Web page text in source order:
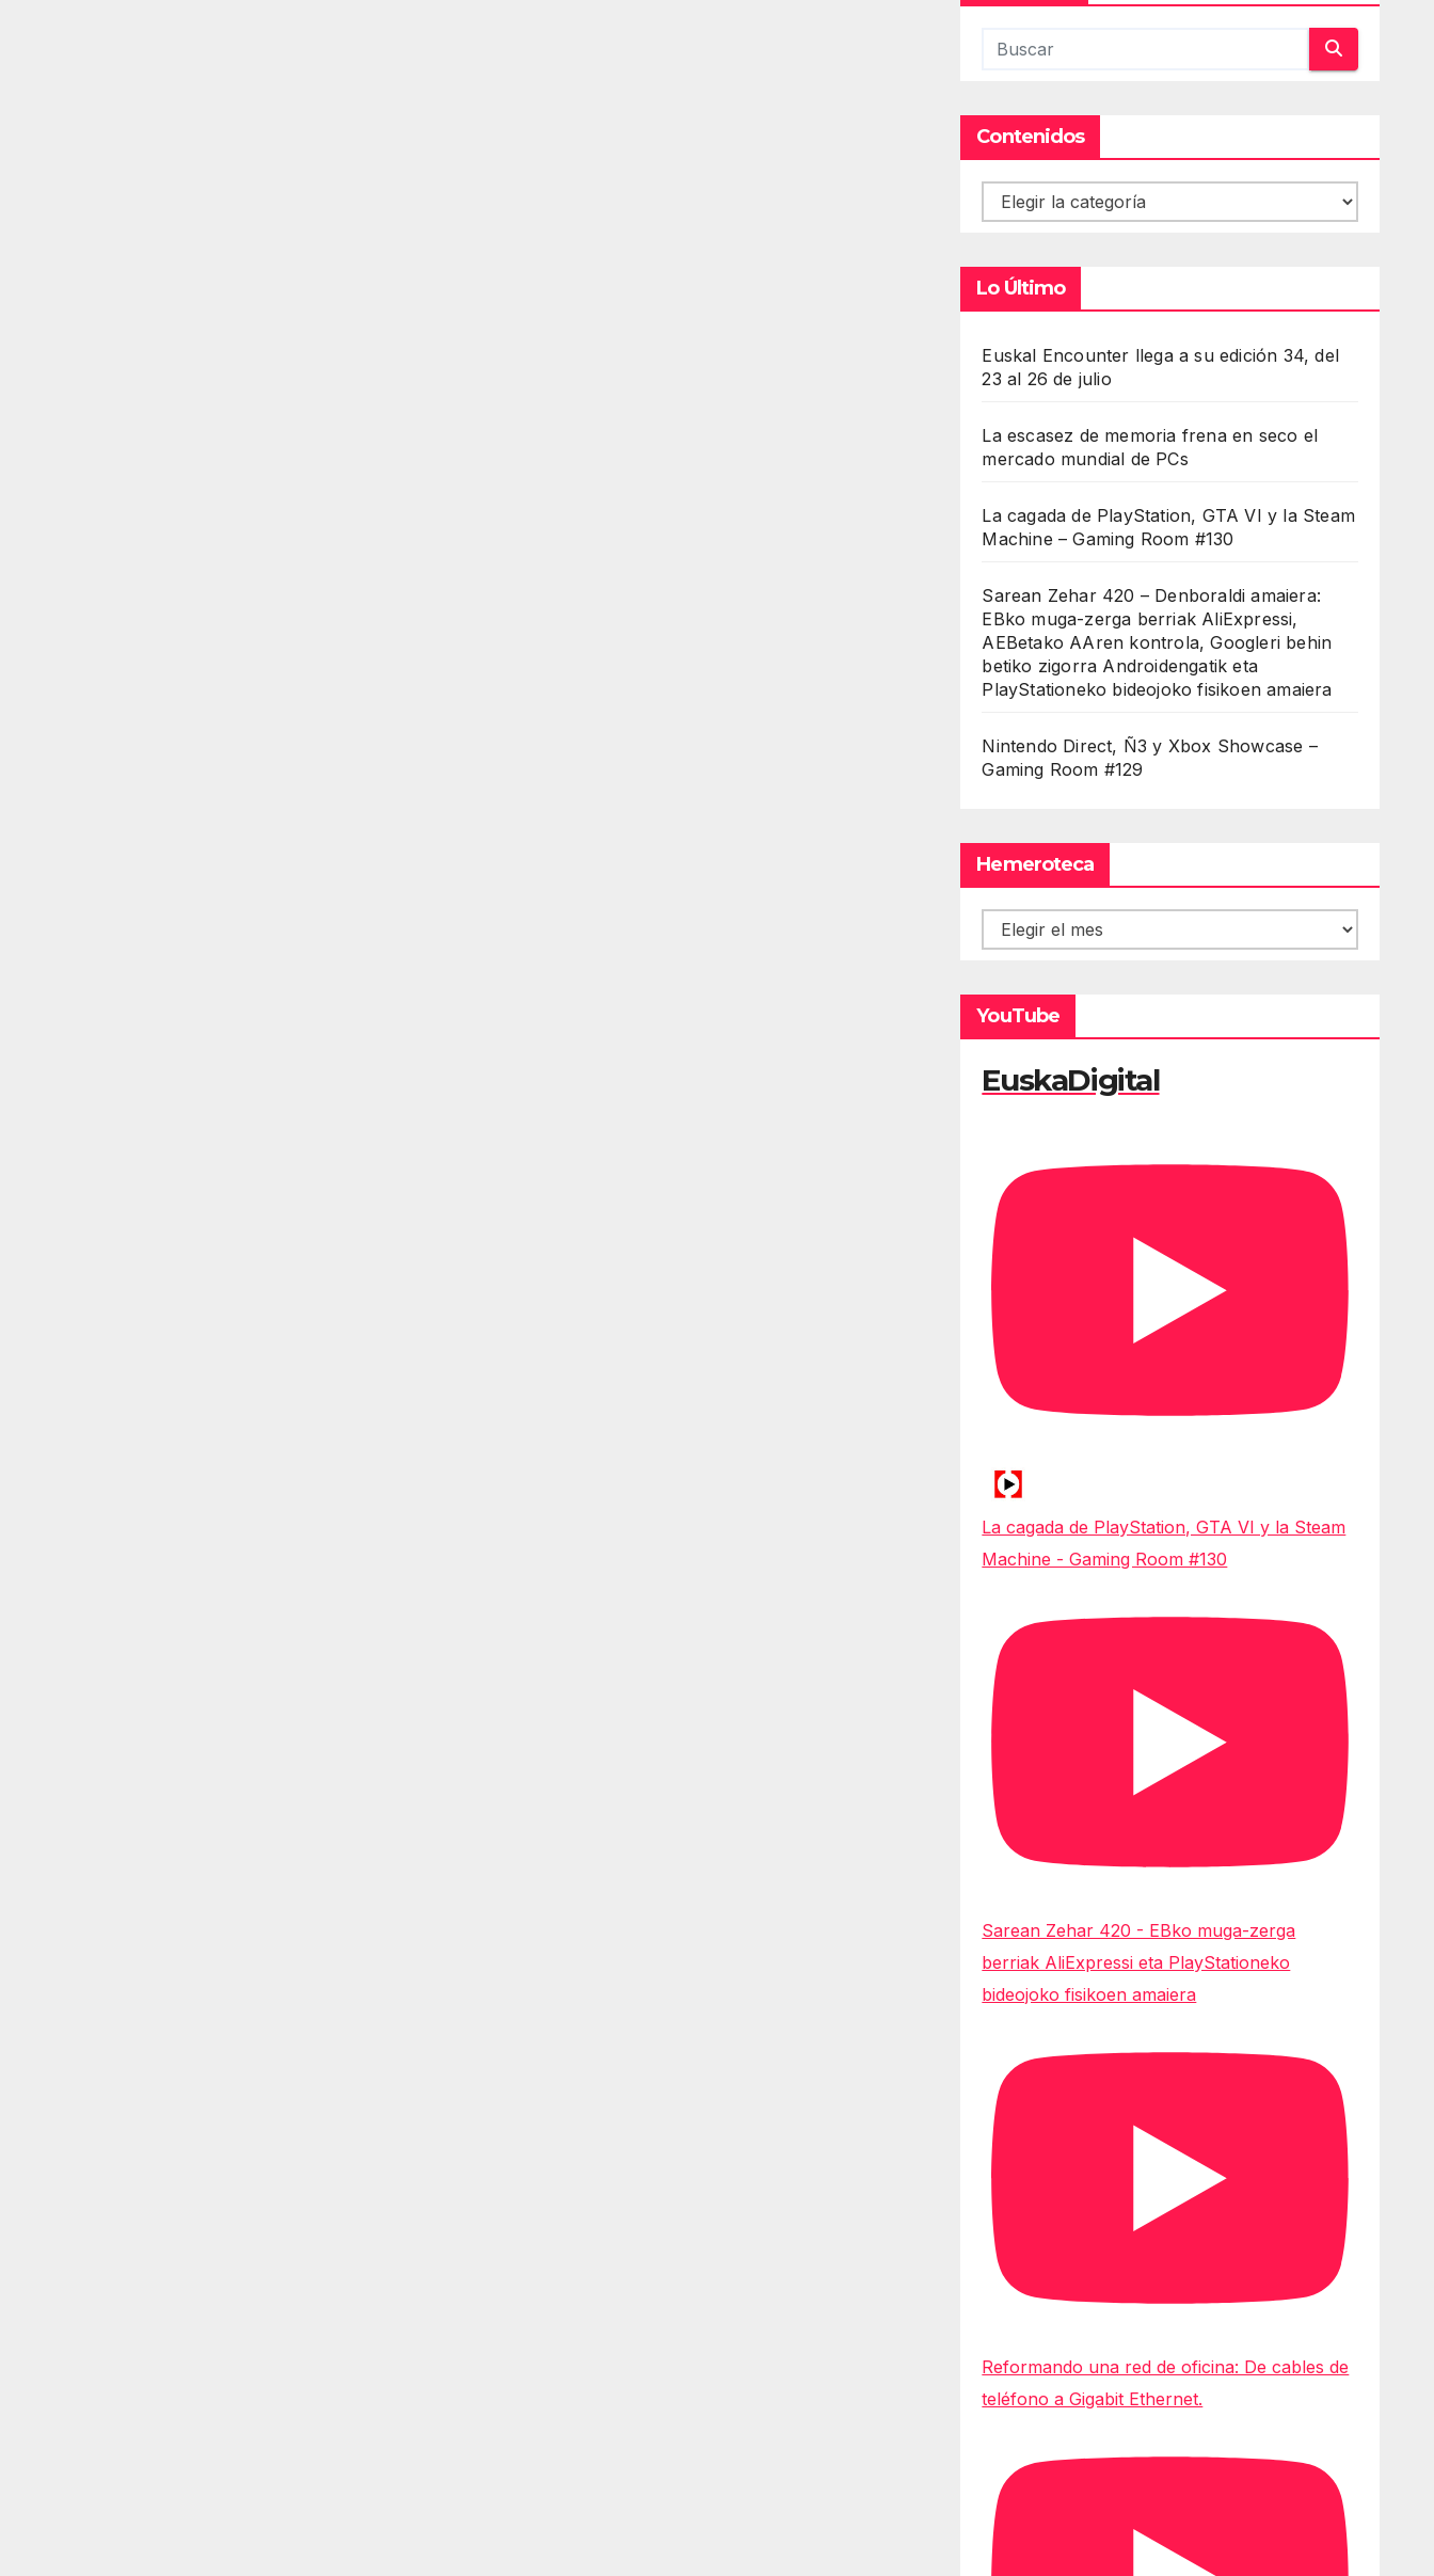
Contenidos
Contenidos
Lo Último
Euskal Encounter llega a su edición 34, del
23 al 26 de julio
La escasez de memoria frena en seco el
mercado mundial de PCs
La cagada de PlayStation, GTA VI y la Steam
Machine – Gaming Room #130
Sarean Zehar 420 – Denboraldi amaiera:
EBko muga-zerga berriak AliExpressi,
AEBetako AAren kontrola, Googleri behin
betiko zigorra Androidengatik eta
PlayStationeko bideojoko fisikoen amaiera
Nintendo Direct, Ñ3 y Xbox Showcase –
Gaming Room #129
Hemeroteca
Hemeroteca
YouTube
EuskaDigital
La cagada de PlayStation, GTA VI y la Steam
Machine - Gaming Room #130
Sarean Zehar 420 - EBko muga-zerga
berriak AliExpressi eta PlayStationeko
bideojoko fisikoen amaiera
Reformando una red de oficina: De cables de
teléfono a Gigabit Ethernet.